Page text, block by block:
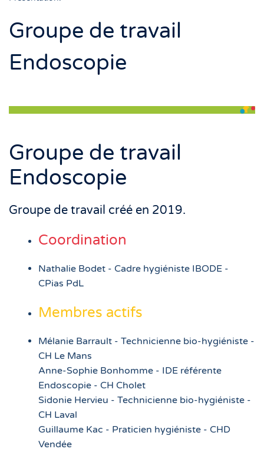
Groupe de travail
Endoscopie
Groupe de travail
Endoscopie
Groupe de travail créé en 2019.
Coordination
Nathalie Bodet - Cadre hygiéniste IBODE -
CPias PdL
Membres actifs
Mélanie Barrault - Technicienne bio-hygiéniste -
CH Le Mans
Anne-Sophie Bonhomme - IDE référente
Endoscopie - CH Cholet
Sidonie Hervieu - Technicienne bio-hygiéniste -
CH Laval
Guillaume Kac - Praticien hygiéniste - CHD
Vendée